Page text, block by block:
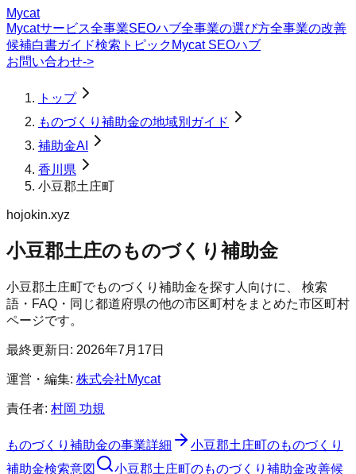
Mycat
Mycatサービス全事業SEOハブ全事業の選び方全事業の改善
候補白書ガイド検索トピック Mycat SEOハブ
お問い合わせ->
トップ
ものづくり補助金の地域別ガイド
補助金AI
香川県
小豆郡土庄町
hojokin.xyz
小豆郡土庄のものづくり補助金
小豆郡土庄町でものづくり補助金を探す人向けに、 検索
語・FAQ・同じ都道府県の他の市区町村をまとめた市区町村
ページです。
最終更新日: 2026年7月17日
運営・編集: 株式会社Mycat
責任者: 村岡 功規
ものづくり補助金の事業詳細 小豆郡土庄町のものづくり
補助金検索意図 小豆郡土庄町のものづくり補助金改善候